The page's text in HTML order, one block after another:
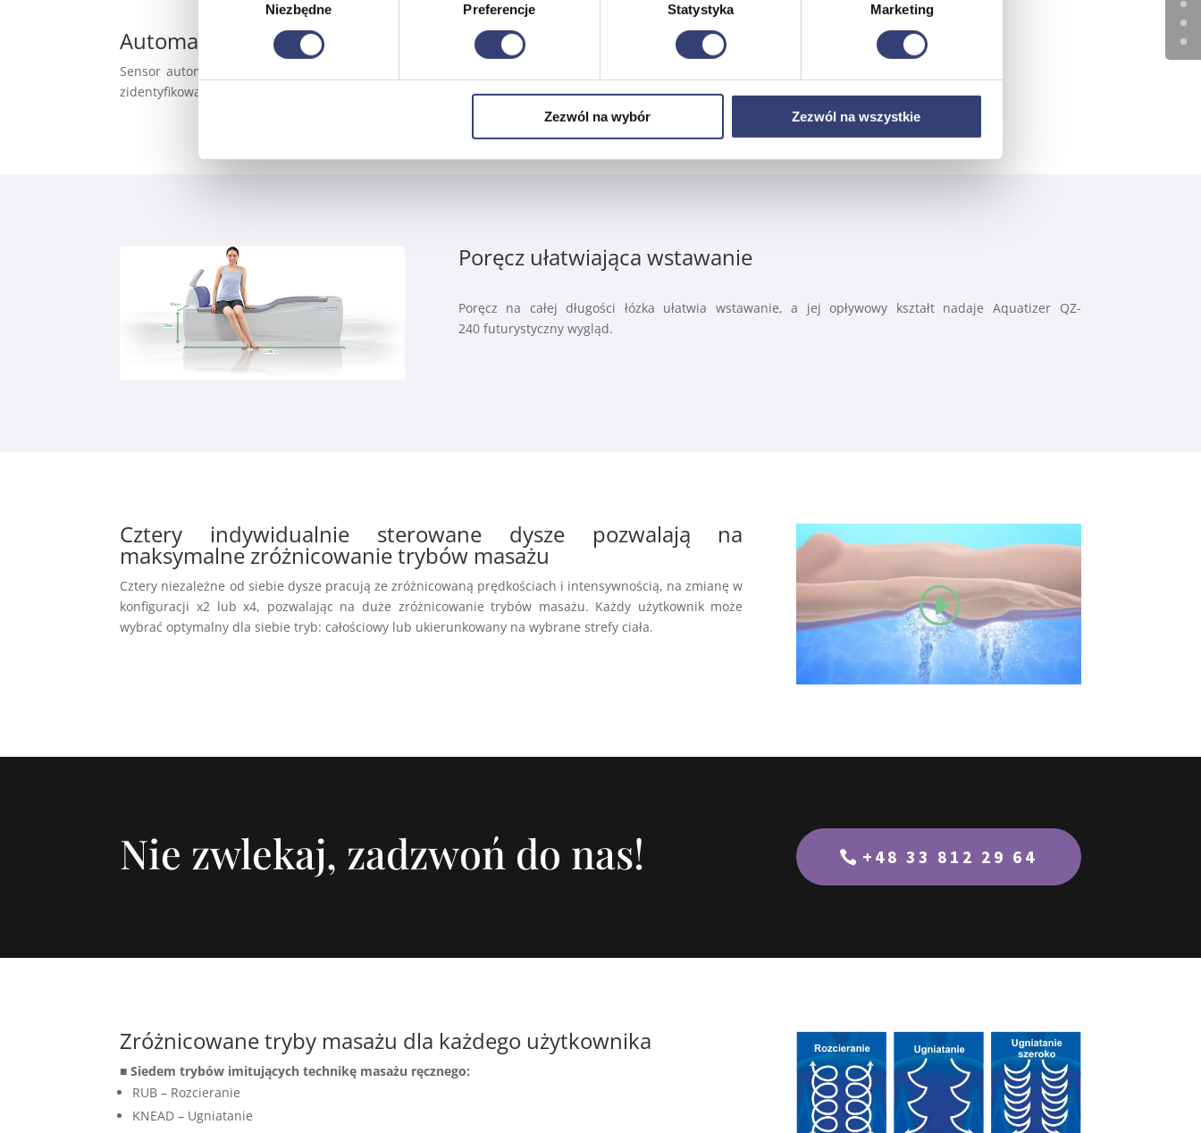
Niezbędne Preferencje Statystyka Marketing
Zezwól na wybór Zezwól na wszystkie
Automatyczny pomiar wzrostu
Sensor automatycznie wykrywa pozycję głowy i mierzy wzrost użytkownika. Pozwala to na precyzyjne
zidentyfikowanie masowanych obszarów.
Poręcz ułatwiająca wstawanie
Poręcz na całej długości łózka ułatwia wstawanie, a jej opływowy kształt nadaje Aquatizer QZ-
240 futurystyczny wygląd.
Cztery indywidualnie sterowane dysze pozwalają na
maksymalne zróżnicowanie trybów masażu
Cztery niezależne od siebie dysze pracują ze zróżnicowaną prędkościach i intensywnością, na zmianę w
konfiguracji x2 lub x4, pozwalając na duże zróżnicowanie trybów masażu. Każdy użytkownik może
wybrać optymalny dla siebie tryb: całościowy lub ukierunkowany na wybrane strefy ciała.
Nie zwlekaj, zadzwoń do nas! +48 33 812 29 64
Zróżnicowane tryby masażu dla każdego użytkownika
■ Siedem trybów imitujących technikę masażu ręcznego:
RUB – Rozcieranie
KNEAD – Ugniatanie